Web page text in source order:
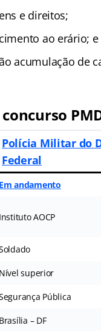
e direitos;
ao erário; e
acumulação de
Polícia Militar do
Federal
Em andamento
Instituto AOCP
Nível superior
Pública
Brasília – DF